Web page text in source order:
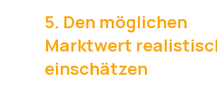
5. Den möglichen
Marktwert
einschätzen